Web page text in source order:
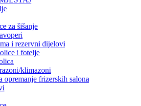
za šišanje
i rezervni dijelovi
i fotelje
klimazoni
opremanje frizerskih salona